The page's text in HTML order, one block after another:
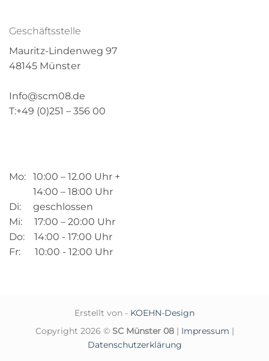
Geschäftsstelle
Mauritz-Lindenweg 97
48145 Münster
Info@scm08.de
T:+49 (0)251 – 356 00
Mo: 10:00 – 12.00 Uhr +
14:00 – 18:00 Uhr
Di: geschlossen
Mi: 17:00 – 20:00 Uhr
Do: 14:00 - 17:00 Uhr
Fr: 10:00 - 12:00 Uhr
Erstellt von - KOEHN-Design
Copyright 2026 © SC Münster 08| Impressum |
Datenschutzerklärung